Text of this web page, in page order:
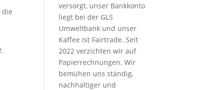
die
versorgt, unser Bankkonto
liegt bei der GLS
Umweltbank und unser
Kaffee ist Fairtrade. Seit
2022 verzichten wir auf
Papierrechnungen. Wir
bemühen uns ständig,
nachhaltiger und